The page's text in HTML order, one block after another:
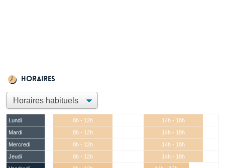
Horaires
Lundi 8h - 12h
14h - 18h
Mardi
8h - 12h
14h - 18h
Mercredi
8h - 12h
14h - 18h
Jeudi
8h - 12h
14h - 18h